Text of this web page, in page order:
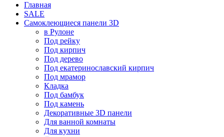
Главная
SALE
Самоклеющиеся панели 3D
в Рулоне
Под рейку
Под кирпич
Под дерево
Под екатеринославский кирпич
Под мрамор
Кладка
Под бамбук
Под камень
Декоративные 3D панели
Для ванной комнаты
Для кухни